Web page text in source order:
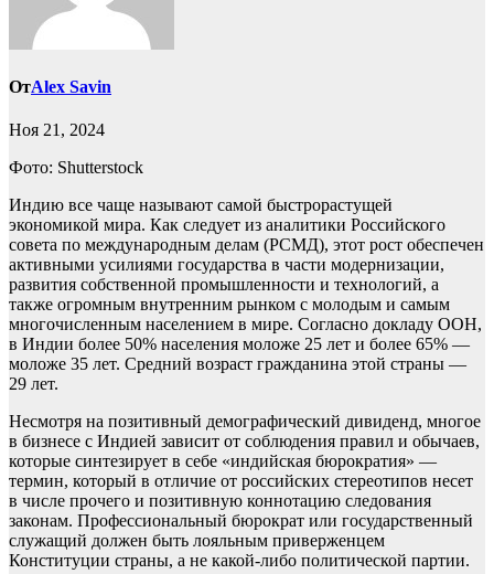
ОтAlex Savin
Ноя 21, 2024
Фото: Shutterstock
Индию все чаще называют самой быстрорастущей
экономикой мира. Как следует из аналитики Российского
совета по международным делам (РСМД), этот рост обеспечен
активными усилиями государства в части модернизации,
развития собственной промышленности и технологий, а
также огромным внутренним рынком с молодым и самым
многочисленным населением в мире. Согласно докладу ООН,
в Индии более 50% населения моложе 25 лет и более 65% —
моложе 35 лет. Средний возраст гражданина этой страны —
29 лет.
Несмотря на позитивный демографический дивиденд, многое
в бизнесе с Индией зависит от соблюдения правил и обычаев,
которые синтезирует в себе «индийская бюрократия» —
термин, который в отличие от российских стереотипов несет
в числе прочего и позитивную коннотацию следования
законам. Профессиональный бюрократ или государственный
служащий должен быть лояльным приверженцем
Конституции страны, а не какой-либо политической партии.